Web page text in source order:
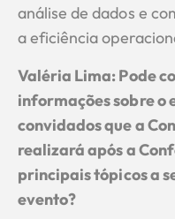
análise de dados e
a eficiência
Valéria Lima: Pode
informações sobre o
convidados que a
realizará após a
principais tópicos a
evento?